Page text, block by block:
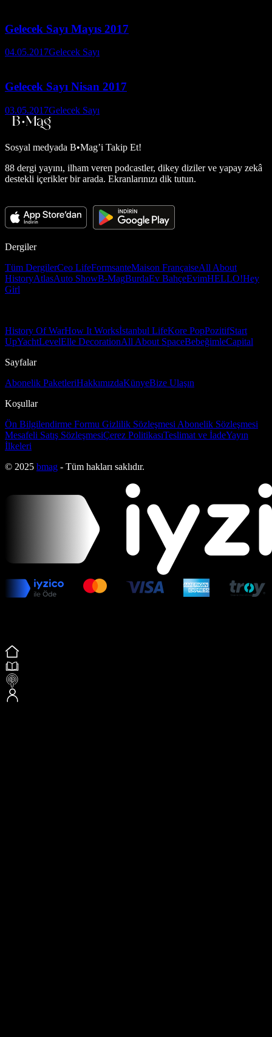
Gelecek Sayı Mayıs 2017
04.05.2017Gelecek Sayı
Gelecek Sayı Nisan 2017
03.05.2017Gelecek Sayı
Sosyal medyada B•Mag’i Takip Et!
88 dergi yayını, ilham veren podcastler, dikey diziler ve yapay zekâ
destekli içerikler bir arada. Ekranlarınızı dik tutun.
Dergiler
Tüm DergilerCeo LifeFormsanteMaison FrançaiseAll About
HistoryAtlasAuto ShowB-MagBurdaEv BahçeEvimHELLO!Hey
Girl
History Of WarHow It Worksİstanbul LifeKore PopPozitifStart
UpYachtLevelElle DecorationAll About SpaceBebeğimleCapital
Sayfalar
Abonelik PaketleriHakkımızdaKünyeBize Ulaşın
Koşullar
Ön Bilgilendirme Formu Gizlilik Sözleşmesi Abonelik Sözleşmesi
Mesafeli Satış SözleşmesiÇerez PolitikasıTeslimat ve İadeYayın
İlkeleri
© 2025 bmag - Tüm hakları saklıdır.